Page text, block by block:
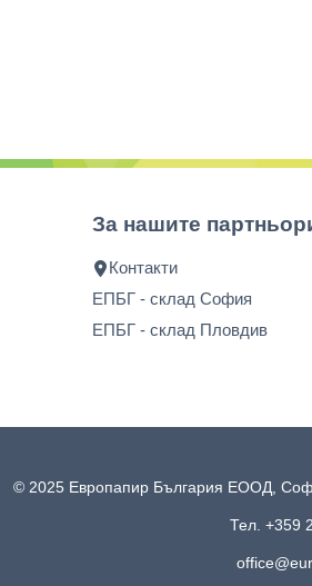
За нашите
Контакти
ЕПБГ - склад София
ЕПБГ - склад Пловдив
© 2025 Европапир България ЕООД,
Тел. +359